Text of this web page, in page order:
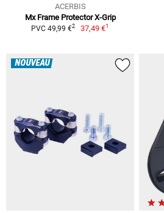
ACERBIS
Mx Frame Protector X-Grip
PVC 49,99 €2 37,49 €1
NOUVEAU